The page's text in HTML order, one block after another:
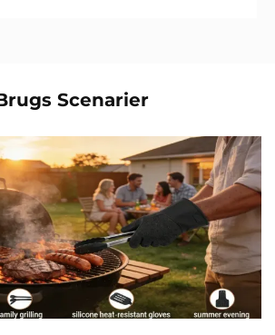
Scenarier